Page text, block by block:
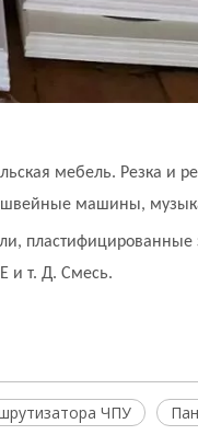
мебель. Резка и
машины,
пластифицированные
и т. Д. Смесь.
ЧПУ